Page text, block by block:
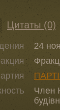
Цитаты (0)
24
Член